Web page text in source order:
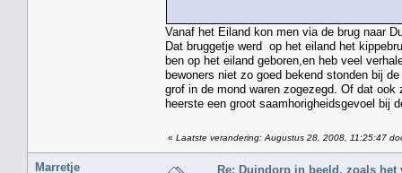
Vanaf het Eiland kon men via de brug naar
Dat bruggetje werd op het eiland het
ben op het eiland geboren,en heb veel
bewoners niet zo goed bekend stonden bij
grof in de mond waren zogezegd. Of dat
heerste een groot saamhorigheidsgevoel bij
« Laatste verandering: Augustus 28, 2008, 11:25:47
Marretje Re: Duindorp in beeld, zoals het